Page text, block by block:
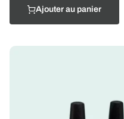
Ajouter au panier